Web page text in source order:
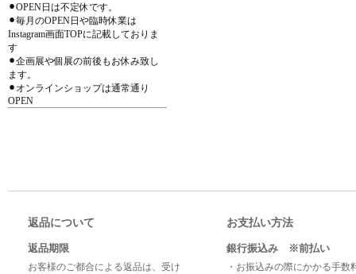
⚫︎OPEN日は不定休です。
⚫︎毎月のOPEN日や臨時休業は
Instagram画面TOPに記載しておりま
す
⚫︎企画展や個展の前後もお休み致し
ます。
⚫︎オンラインショップは通常通り
OPEN
返品について
返品期限
お客様のご都合による返品は、受け
お支払い方法
銀行振込み ※前払い
・お振込みの際にかかる手数